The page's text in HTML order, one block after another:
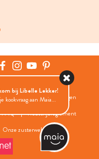
Group
Cookies instellingen
FAQ
Wedstrijdreglement
Onze zusterwebsites
bij Libelle Lekker!
kookvraag aan Maia...